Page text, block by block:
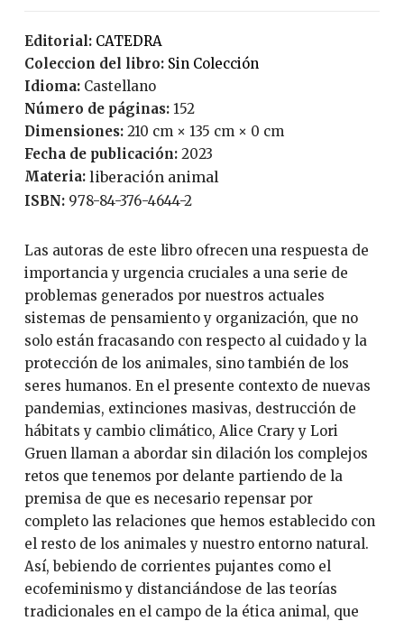
Editorial:
CATEDRA
Coleccion del libro:
Sin Colección
Idioma:
Castellano
Número de páginas: 152
Dimensiones: 210 cm × 135 cm × 0 cm
Fecha de publicación:
2023
Materia: liberación animal
ISBN: 978-84-376-4644-2
Las autoras de este libro ofrecen una respuesta de
importancia y urgencia cruciales a una serie de
problemas generados por nuestros actuales
sistemas de pensamiento y organización, que no
solo están fracasando con respecto al cuidado y la
protección de los animales, sino también de los
seres humanos. En el presente contexto de nuevas
pandemias, extinciones masivas, destrucción de
hábitats y cambio climático, Alice Crary y Lori
Gruen llaman a abordar sin dilación los complejos
retos que tenemos por delante partiendo de la
premisa de que es necesario repensar por
completo las relaciones que hemos establecido con
el resto de los animales y nuestro entorno natural.
Así, bebiendo de corrientes pujantes como el
ecofeminismo y distanciándose de las teorías
tradicionales en el campo de la ética animal, que